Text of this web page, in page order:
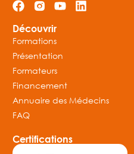
Découvrir
Formations
Présentation
Formateurs
Financement
Annuaire des Médecins
FAQ
Certifications